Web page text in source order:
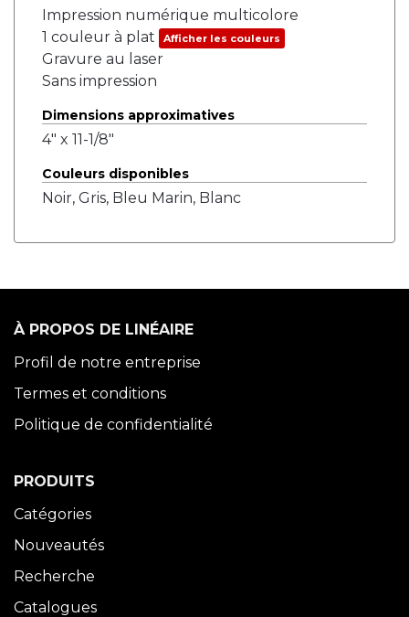
Impression numérique multicolore
1 couleur à plat
Afficher les couleurs
Gravure au laser
Sans impression
Dimensions approximatives
4" x 11-1/8"
Couleurs disponibles
Noir, Gris, Bleu Marin, Blanc
À PROPOS DE LINÉAIRE
Profil de notre entreprise
Termes et conditions
Politique de confidentialité
PRODUITS
Catégories
Nouveautés
Recherche
Catalogues